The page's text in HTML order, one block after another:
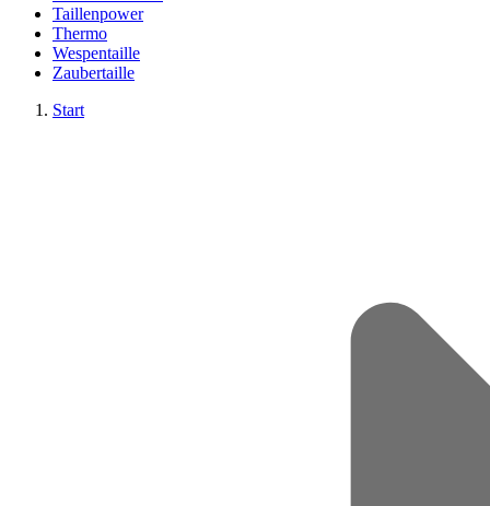
Taillenpower
Thermo
Wespentaille
Zaubertaille
Start